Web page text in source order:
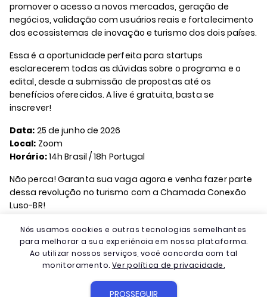
promover o acesso a novos mercados, geração de
negócios, validação com usuários reais e fortalecimento
dos ecossistemas de inovação e turismo dos dois países.
Essa é a oportunidade perfeita para startups
esclarecerem todas as dúvidas sobre o programa e o
edital, desde a submissão de propostas até os
benefícios oferecidos. A live é gratuita, basta se
inscrever!
Data: 25 de junho de 2026
Local: Zoom
Horário:14h Brasil / 18h Portugal
Não perca! Garanta sua vaga agora e venha fazer parte
dessa revolução no turismo com a Chamada Conexão
Luso-BR!
Realizado por
Porto Digital
Nós usamos cookies e outras tecnologias semelhantes
para melhorar a sua experiência em nossa plataforma.
Ao utilizar nossos serviços, você concorda com tal
monitoramento. Ver política de privacidade.
PROSSEGUIR